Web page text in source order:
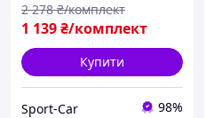
1 139₴/комплект
2 278 ₴/комплект
Купити
Sport-Car 98%